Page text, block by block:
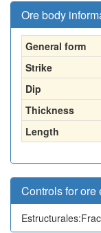
Ore body
General form
Strike
Dip
Thickness
Length
Controls for ore